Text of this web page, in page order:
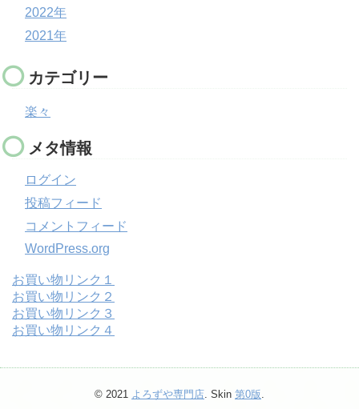
2022年
2021年
カテゴリー
楽々
メタ情報
ログイン
投稿フィード
コメントフィード
WordPress.org
お買い物リンク１
お買い物リンク２
お買い物リンク３
お買い物リンク４
© 2021 よろずや専門店. Skin 第0版.